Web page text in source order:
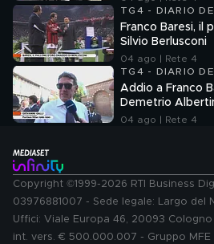
TG4 - DIARIO
Franco Baresi, il
Silvio Berlusconi
04 ago | Rete 4
TG4 - DIARIO
Addio a Franco
Demetrio
Giovanni Galli
04 ago | Rete 4
Copyright ©1999-2026 RTI Business
03976881007 - Sede legale: Largo del
Uffici: Viale Europa 46, 20093 Cologno
int. vers. € 500.000.007 - Gruppo MFE